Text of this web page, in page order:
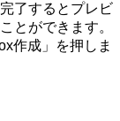
了するとプレビ
とができます。
作成」を押しま